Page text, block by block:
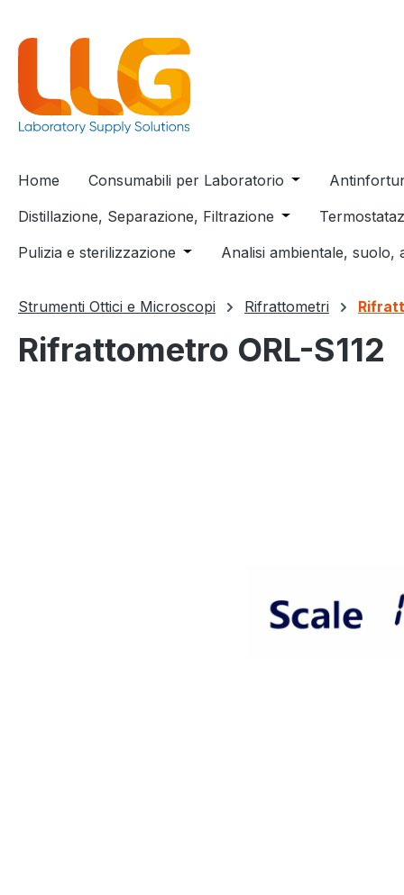
Home Consumabili per Laboratorio Open or close
Distillazione, Separazione, Filtrazione Open or close
Pulizia e sterilizzazione Open or close the dropdown
Analisi ambientale, suolo,
Strumenti Ottici e Microscopi Rifrattometri
Rifrattometro ORL-S112